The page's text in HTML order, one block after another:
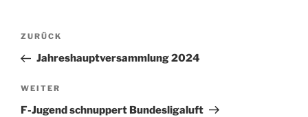
Beitragsnavigation
Vorheriger
Beitrag
ZURÜCK
Jahreshauptversammlung 2024
Nächster
Beitrag
WEITER
F-Jugend schnuppert Bundesligaluft